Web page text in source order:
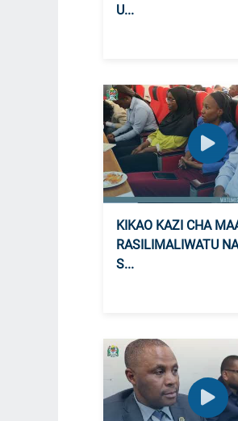
U...
KIKAO KAZI CHA
RASILIMALIWATU
S...